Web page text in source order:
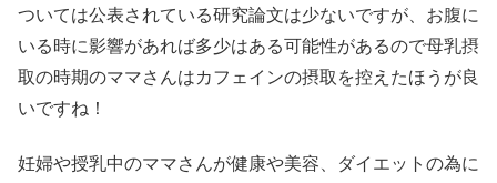
ついては公表されている研究論文は少ないですが、お腹に
いる時に影響があれば多少はある可能性があるので母乳摂
取の時期のママさんはカフェインの摂取を控えたほうが良
いですね！
妊婦や授乳中のママさんが健康や美容、ダイエットの為に